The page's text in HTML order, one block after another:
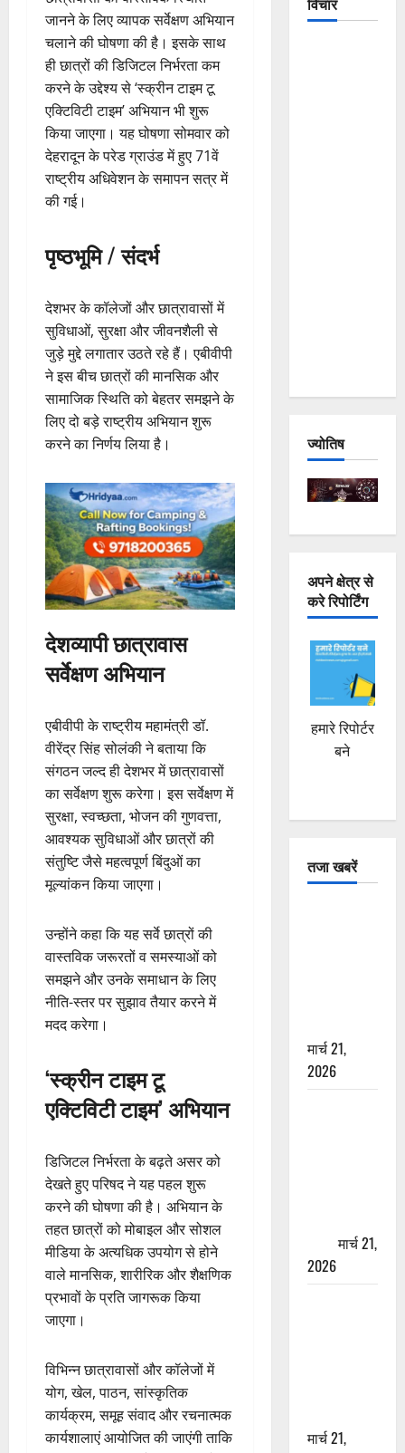
जानने के लिए व्यापक सर्वेक्षण अभियान
चलाने की घोषणा की है। इसके साथ
ही छात्रों की डिजिटल निर्भरता कम
करने के उद्देश्य से ‘स्क्रीन टाइम टू
एक्टिविटी टाइम’ अभियान भी शुरू
किया जाएगा। यह घोषणा सोमवार को
देहरादून के परेड ग्राउंड में हुए 71वें
राष्ट्रीय अधिवेशन के समापन सत्र में
की गई।
पृष्ठभूमि / संदर्भ
देशभर के कॉलेजों और छात्रावासों में
सुविधाओं, सुरक्षा और जीवनशैली से
जुड़े मुद्दे लगातार उठते रहे हैं। एबीवीपी
ने इस बीच छात्रों की मानसिक और
सामाजिक स्थिति को बेहतर समझने के
लिए दो बड़े राष्ट्रीय अभियान शुरू
करने का निर्णय लिया है।
देशव्यापी छात्रावास
सर्वेक्षण अभियान
एबीवीपी के राष्ट्रीय महामंत्री डॉ.
वीरेंद्र सिंह सोलंकी ने बताया कि
संगठन जल्द ही देशभर में छात्रावासों
का सर्वेक्षण शुरू करेगा। इस सर्वेक्षण में
सुरक्षा, स्वच्छता, भोजन की गुणवत्ता,
आवश्यक सुविधाओं और छात्रों की
संतुष्टि जैसे महत्वपूर्ण बिंदुओं का
मूल्यांकन किया जाएगा।
उन्होंने कहा कि यह सर्वे छात्रों की
वास्तविक जरूरतों व समस्याओं को
समझने और उनके समाधान के लिए
नीति-स्तर पर सुझाव तैयार करने में
मदद करेगा।
‘स्क्रीन टाइम टू
एक्टिविटी टाइम’ अभियान
डिजिटल निर्भरता के बढ़ते असर को
देखते हुए परिषद ने यह पहल शुरू
करने की घोषणा की है। अभियान के
तहत छात्रों को मोबाइल और सोशल
मीडिया के अत्यधिक उपयोग से होने
वाले मानसिक, शारीरिक और शैक्षणिक
प्रभावों के प्रति जागरूक किया
जाएगा।
विभिन्न छात्रावासों और कॉलेजों में
योग, खेल, पाठन, सांस्कृतिक
कार्यक्रम, समूह संवाद और रचनात्मक
कार्यशालाएं आयोजित की जाएंगी ताकि
ज्योतिष
अपने क्षेत्र से
करे रिपोर्टिंग
हमारे रिपोर्टर
बने
तजा खबरें
मार्च 21,
2026
मार्च 21,
2026
मार्च 21,